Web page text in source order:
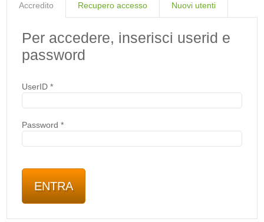
Accredito Recupero accesso Nuovi utenti
Per accedere, inserisci userid e
password
UserID*
Password*